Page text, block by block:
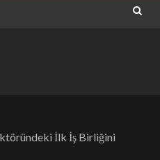
İlk İş Birliğini